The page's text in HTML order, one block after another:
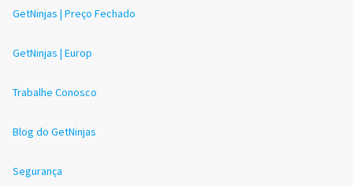
GetNinjas | Preço Fechado
GetNinjas | Europ
Trabalhe Conosco
Blog do GetNinjas
Segurança